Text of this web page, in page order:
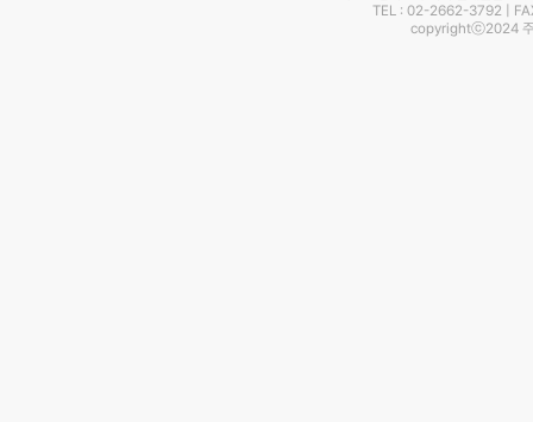
TEL : 02-2662-3792 |
copyrightⓒ2024 주